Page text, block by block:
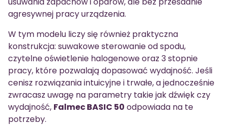
agresywnej pracy urządzenia.
W tym modelu liczy się również praktyczna
konstrukcja: suwakowe sterowanie od spodu,
czytelne oświetlenie halogenowe oraz 3 stopnie
pracy, które pozwalają dopasować wydajność. Jeśli
cenisz rozwiązania intuicyjne i trwałe, a jednocześnie
zwracasz uwagę na parametry takie jak dźwięk czy
wydajność, Falmec BASIC 50 odpowiada na te
potrzeby.